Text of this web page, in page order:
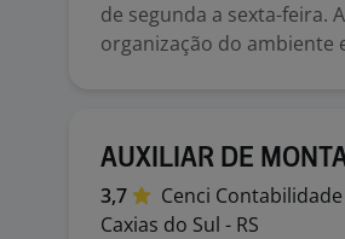
de segunda a sexta-feira.
organização do ambiente
AUXILIAR DE
3,7 Cenci Contabilidade
Caxias do Sul - RS